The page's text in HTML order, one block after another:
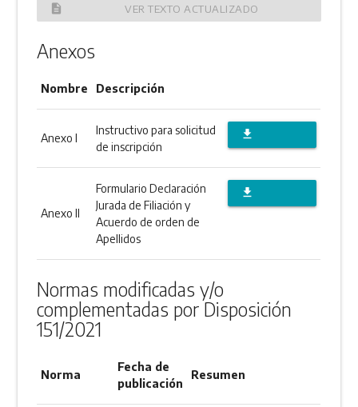
description VER TEXTO ACTUALIZADO
Anexos
Nombre Descripción
Anexo I
Instructivo para solicitud
de inscripción
file_download
Anexo II
Formulario Declaración
Jurada de Filiación y
Acuerdo de orden de
Apellidos
file_download
Normas modificadas y/o
complementadas por Disposición
151/2021
Norma
Fecha de
publicación
Resumen